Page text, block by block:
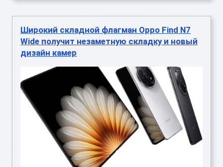
Широкий складной флагман Oppo Find N7
Wide получит незаметную складку и новый
дизайн камер